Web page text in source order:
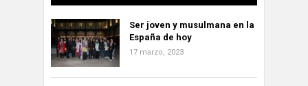
Ser joven y musulmana en la
España de hoy
17 marzo, 2023